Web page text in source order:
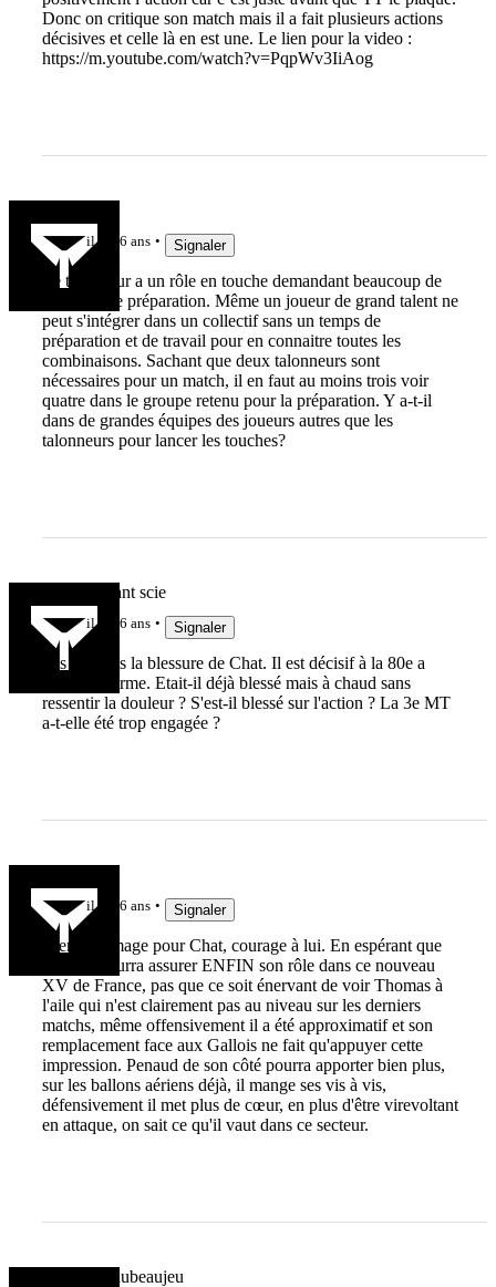
Donc on critique son match mais il a fait plusieurs actions
décisives et celle là en est une. Le lien pour la video :
https://m.youtube.com/watch?v=PqpWv3IiAog
il y a 6 ans Signaler
Le talonneur a un rôle en touche demandant beaucoup de
travail et de préparation. Même un joueur de grand talent ne
peut s'intégrer dans un collectif sans un temps de
préparation et de travail pour en connaitre toutes les
combinaisons. Sachant que deux talonneurs sont
nécessaires pour un match, il en faut au moins trois voir
quatre dans le groupe retenu pour la préparation. Y a-t-il
dans de grandes équipes des joueurs autres que les
talonneurs pour lancer les touches?
Un riz savant scie
il y a 6 ans Signaler
Pas compris la blessure de Chat. Il est décisif à la 80e a
priori en forme. Etait-il déjà blessé mais à chaud sans
ressentir la douleur ? S'est-il blessé sur l'action ? La 3e MT
a-t-elle été trop engagée ?
il y a 6 ans Signaler
Bien dommage pour Chat, courage à lui. En espérant que
Penaud pourra assurer ENFIN son rôle dans ce nouveau
XV de France, pas que ce soit énervant de voir Thomas à
l'aile qui n'est clairement pas au niveau sur les derniers
matchs, même offensivement il a été approximatif et son
remplacement face aux Gallois ne fait qu'appuyer cette
impression. Penaud de son côté pourra apporter bien plus,
sur les ballons aériens déjà, il mange ses vis à vis,
défensivement il met plus de cœur, en plus d'être virevoltant
en attaque, on sait ce qu'il vaut dans ce secteur.
amoureuxdubeaujeu